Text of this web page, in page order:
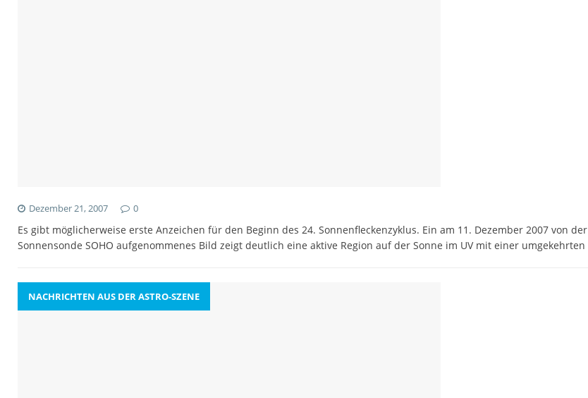
Dezember 21, 2007 0
Es gibt möglicherweise erste Anzeichen für den Beginn des 24. Sonnenfleckenzyklus. Ein am 11. Dezember 2007 von der
Sonnensonde SOHO aufgenommenes Bild zeigt deutlich eine aktive Region auf der Sonne im UV mit einer umgekehrten
NACHRICHTEN AUS DER ASTRO-SZENE